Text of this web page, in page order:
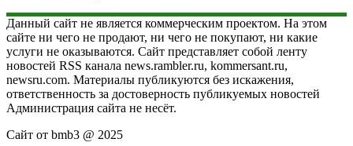
Данный сайт не является коммерческим проектом. На этом
сайте ни чего не продают, ни чего не покупают, ни какие
услуги не оказываются. Сайт представляет собой ленту
новостей RSS канала news.rambler.ru, kommersant.ru,
newsru.com. Материалы публикуются без искажения,
ответственность за достоверность публикуемых новостей
Администрация сайта не несёт.
Сайт от bmb3 @ 2025